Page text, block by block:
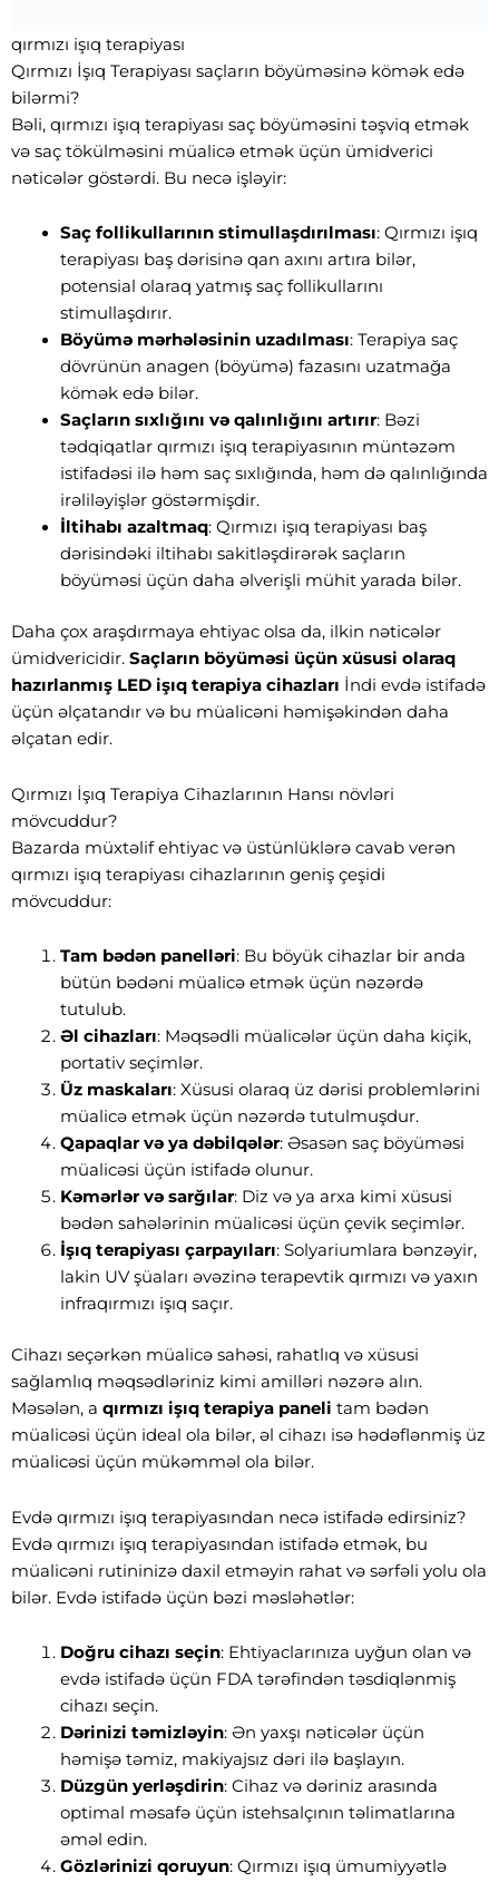
qırmızı işıq terapiyası
Qırmızı İşıq Terapiyası saçların böyüməsinə kömək edə
bilərmi?
Bəli, qırmızı işıq terapiyası saç böyüməsini təşviq etmək
və saç tökülməsini müalicə etmək üçün ümidverici
nəticələr göstərdi. Bu necə işləyir:
Saç follikullarının stimullaşdırılması: Qırmızı işıq
terapiyası baş dərisinə qan axını artıra bilər,
potensial olaraq yatmış saç follikullarını
stimullaşdırır.
Böyümə mərhələsinin uzadılması: Terapiya saç
dövrünün anagen (böyümə) fazasını uzatmağa
kömək edə bilər.
Saçların sıxlığını və qalınlığını artırır: Bəzi
tədqiqatlar qırmızı işıq terapiyasının müntəzəm
istifadəsi ilə həm saç sıxlığında, həm də qalınlığında
irəliləyişlər göstərmişdir.
İltihabı azaltmaq: Qırmızı işıq terapiyası baş
dərisindəki iltihabı sakitləşdirərək saçların
böyüməsi üçün daha əlverişli mühit yarada bilər.
Daha çox araşdırmaya ehtiyac olsa da, ilkin nəticələr
ümidvericidir. Saçların böyüməsi üçün xüsusi olaraq
hazırlanmış LED işıq terapiya cihazları İndi evdə istifadə
üçün əlçatandır və bu müalicəni həmişəkindən daha
əlçatan edir.
Qırmızı İşıq Terapiya Cihazlarının Hansı növləri
mövcuddur?
Bazarda müxtəlif ehtiyac və üstünlüklərə cavab verən
qırmızı işıq terapiyası cihazlarının geniş çeşidi
mövcuddur:
Tam bədən panelləri: Bu böyük cihazlar bir anda
bütün bədəni müalicə etmək üçün nəzərdə
tutulub.
Əl cihazları: Məqsədli müalicələr üçün daha kiçik,
portativ seçimlər.
Üz maskaları: Xüsusi olaraq üz dərisi problemlərini
müalicə etmək üçün nəzərdə tutulmuşdur.
Qapaqlar və ya dəbilqələr: Əsasən saç böyüməsi
müalicəsi üçün istifadə olunur.
Kəmərlər və sarğılar: Diz və ya arxa kimi xüsusi
bədən sahələrinin müalicəsi üçün çevik seçimlər.
İşıq terapiyası çarpayıları: Solyariumlara bənzəyir,
lakin UV şüaları əvəzinə terapevtik qırmızı və yaxın
infraqırmızı işıq saçır.
Cihazı seçərkən müalicə sahəsi, rahatlıq və xüsusi
sağlamlıq məqsədləriniz kimi amilləri nəzərə alın.
Məsələn, a qırmızı işıq terapiya paneli tam bədən
müalicəsi üçün ideal ola bilər, əl cihazı isə hədəflənmiş üz
müalicəsi üçün mükəmməl ola bilər.
Evdə qırmızı işıq terapiyasından necə istifadə edirsiniz?
Evdə qırmızı işıq terapiyasından istifadə etmək, bu
müalicəni rutininizə daxil etməyin rahat və sərfəli yolu ola
bilər. Evdə istifadə üçün bəzi məsləhətlər:
Doğru cihazı seçin: Ehtiyaclarınıza uyğun olan və
evdə istifadə üçün FDA tərəfindən təsdiqlənmiş
cihazı seçin.
Dərinizi təmizləyin: Ən yaxşı nəticələr üçün
həmişə təmiz, makiyajsız dəri ilə başlayın.
Düzgün yerləşdirin: Cihaz və dəriniz arasında
optimal məsafə üçün istehsalçının təlimatlarına
əməl edin.
Gözlərinizi qoruyun: Qırmızı işıq ümumiyyətlə